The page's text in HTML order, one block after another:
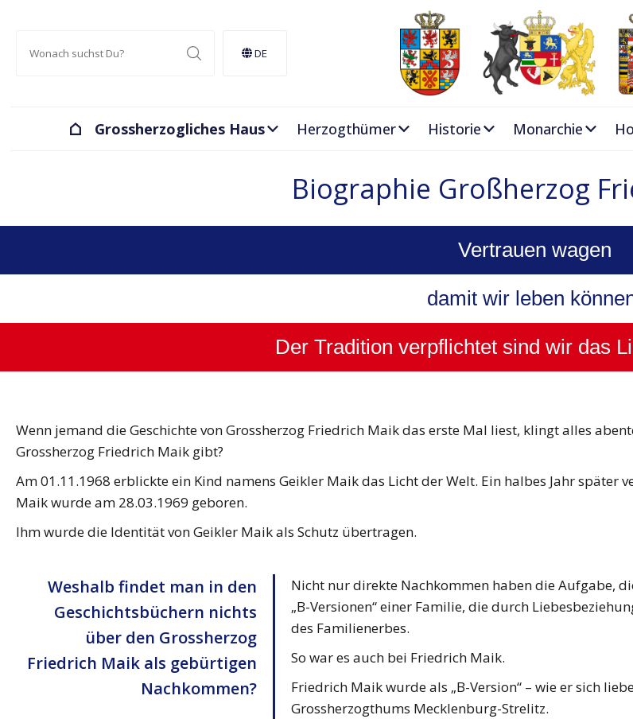
DE
Grossherzogliches Haus Herzogthümer Historie Monarchie
Biographie Großherzog
Vertrauen wagen
damit wir leben
Der Tradition verpflichtet sind wir das
Wenn jemand die Geschichte von Grossherzog Friedrich Maik das erste Mal liest, klingt alles
Grossherzog Friedrich Maik gibt?
Am 01.11.1968 erblickte ein Kind namens Geikler Maik das Licht der Welt. Ein halbes Jahr später
Maik wurde am 28.03.1969 geboren.
Ihm wurde die Identität von Geikler Maik als Schutz übertragen.
Weshalb findet man in den
Geschichtsbüchern nichts
über den Grossherzog
Friedrich Maik als gebürtigen
Nachkommen?
Nicht nur direkte Nachkommen haben die Aufgabe,
„B-Versionen“ einer Familie, die durch
des Familienerbes.
So war es auch bei Friedrich Maik.
Friedrich Maik wurde als „B-Version“ – wie er sich
Grossherzogthums Mecklenburg-Strelitz.